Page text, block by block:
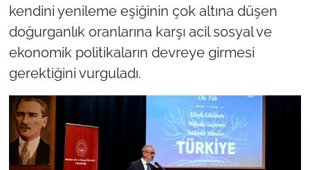
kendini yenileme eşiğinin çok altına düşen
doğurganlık oranlarına karşı acil sosyal ve
ekonomik politikaların devreye girmesi
gerektiğini vurguladı.